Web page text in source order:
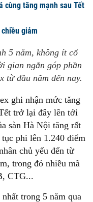
cùng tăng mạnh sau Tết
giảm
5 năm, không ít cổ
gian ngắn góp phần
từ đầu năm đến nay.
ghi nhận mức tăng
trở lại đây lên tới
sàn Hà Nội tăng rất
phi lên 1.240 điểm
chủ yếu đến từ
trong đó nhiều mã
CTG...
trong 5 năm qua